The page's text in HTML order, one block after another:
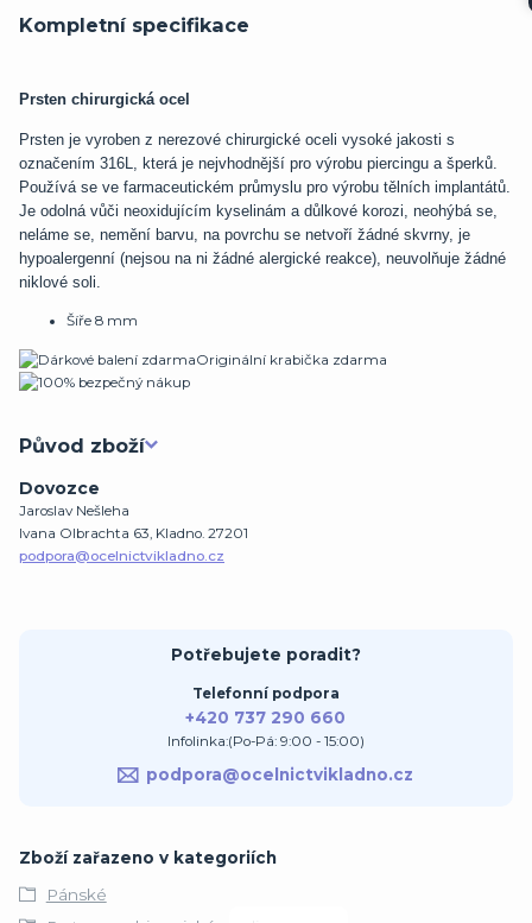
Kompletní specifikace
Prsten chirurgická ocel
Prsten je vyroben z nerezové chirurgické oceli vysoké jakosti s
označením 316L, která je nejvhodnější pro výrobu piercingu a šperků.
Používá se ve farmaceutickém průmyslu pro výrobu tělních implantátů.
Je odolná vůči neoxidujícím kyselinám a důlkové korozi, neohýbá se,
neláme se, nemění barvu, na povrchu se netvoří žádné skvrny, je
hypoalergenní (nejsou na ni žádné alergické reakce), neuvolňuje žádné
niklové soli.
Šíře 8 mm
Originální krabička zdarma
Původ zboží
Dovozce
Jaroslav Nešleha
Ivana Olbrachta 63, Kladno. 27201
podpora@ocelnictvikladno.cz
Potřebujete poradit?
Telefonní podpora
+420 737 290 660
Infolinka:(Po-Pá: 9:00 - 15:00)
podpora@ocelnictvikladno.cz
Zboží zařazeno v kategoriích
Pánské